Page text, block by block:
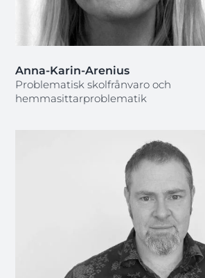
Anna-Karin-Arenius
Problematisk skolfrånvaro och
hemmasittarproblematik